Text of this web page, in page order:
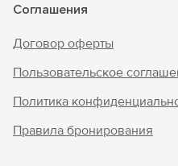
Соглашения
Договор оферты
Пользовательское
Политика
Правила бронирования